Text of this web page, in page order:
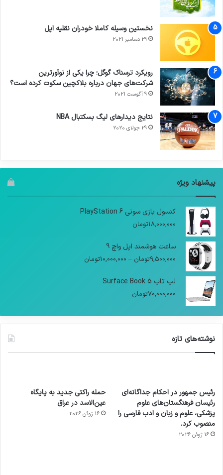
نخستین وسیله کاملا خودران نقلیه اپل
29 دسامبر 2021
رویکرد ترسناک گوگل؛ چرا یکی از نوآورترین
شرکت‌های جهان درباره بلاکچین سکوت کرده است؟
9 آگوست 2021
نتایج دیدار‌های لیگ بسکتبال NBA
29 جولای 2020
پیشنهاد ویژه
کنسول بازی سونی PlayStation 6
18,000,000تومان
ساعت هوشمند اپل واچ 9
9,500,000تومان –
10,000,000تومان
لپ تاپ Surface Book 5
70,000,000تومان
نوشته‌های تازه
رئیس جمهور در احکام جداگانه‌ای
رئیسان فرهنگستان‌های علوم
پزشکی، علوم و زبان و ادب فارسی را
منصوب کرد.
16 ژوئن 2026
حمله راکتی جدید به پایگاه
عین‌الاسد در عراق
16 ژوئن 2026